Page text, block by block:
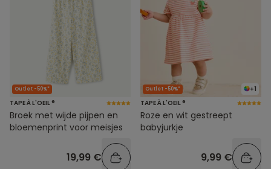
Outlet -50%*
TAPE À L'OEIL ®
Broek met wijde pijpen en
bloemenprint voor meisjes
19,99 €
+1
Outlet -50%*
TAPE À L'OEIL ®
Roze en wit gestreept
babyjurkje
9,99 €